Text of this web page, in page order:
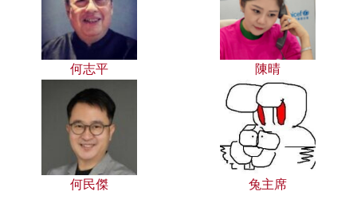
何志平 陳晴
何民傑 兔主席